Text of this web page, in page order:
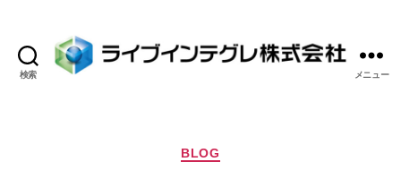
検索
イ
メニュー
カ
BLOG